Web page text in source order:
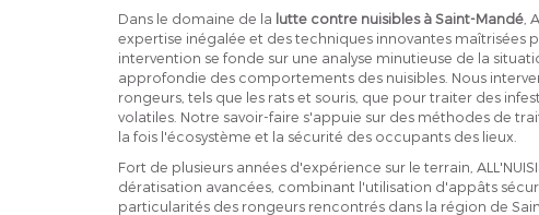
Dans le domaine de la lutte contre nuisibles à Saint-Mandé,
expertise inégalée et des techniques innovantes maîtrisées
intervention se fonde sur une analyse minutieuse de la
approfondie des comportements des nuisibles. Nous
rongeurs, tels que les rats et souris, que pour traiter des
volatiles. Notre savoir-faire s'appuie sur des méthodes de
la fois l'écosystème et la sécurité des occupants des lieux.
Fort de plusieurs années d'expérience sur le terrain,
dératisation avancées, combinant l'utilisation d'appâts
particularités des rongeurs rencontrés dans la région de